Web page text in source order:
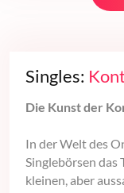
Singles:
Die Kunst der
In der Welt des
Singlebörsen das
kleinen, aber